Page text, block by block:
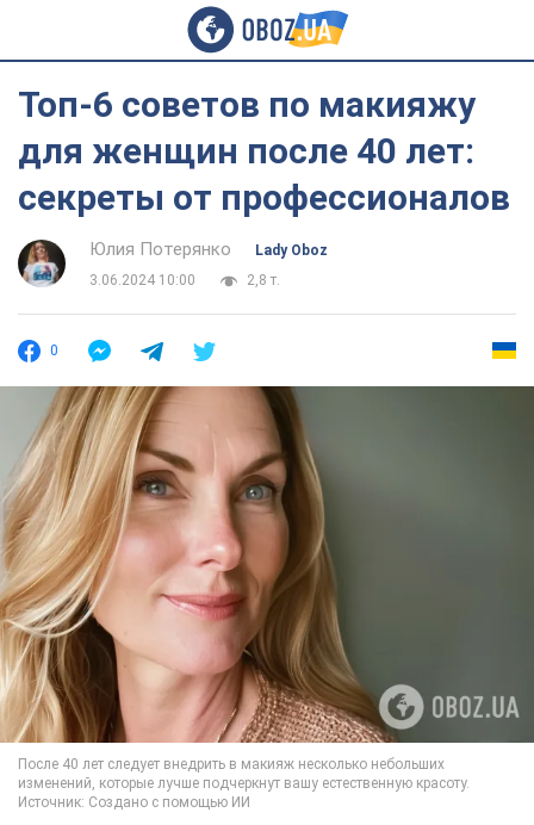
Топ-6 советов по макияжу
для женщин после 40 лет:
секреты от профессионалов
Юлия Потерянко
Lady Oboz
3.06.2024 10:00
2,8 т.
0